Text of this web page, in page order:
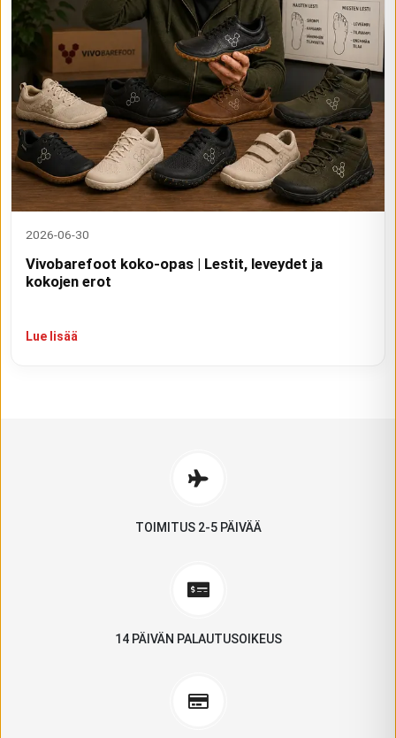
2026-06-30
Vivobarefoot koko-opas | Lestit, leveydet ja
kokojen erot
Lue lisää
TOIMITUS 2-5 PÄIVÄÄ
14 PÄIVÄN PALAUTUSOIKEUS